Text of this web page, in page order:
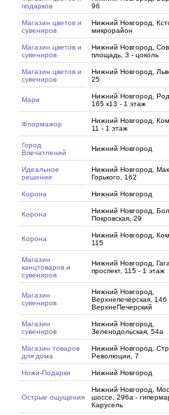
подарков
9б
Магазин цветов и
сувениров
Нижний Новгород,
микрорайон
Магазин цветов и
сувениров
Нижний Новгород,
площадь, 3 - цоколь
Магазин цветов и
сувениров
Нижний Новгород,
25
Мари
Нижний Новгород,
165 к13 - 1 этаж
Флормажор
Нижний Новгород,
11 - 1 этаж
Город
Впечатлений
Нижний Новгород
Идеальное
решение
Нижний Новгород,
Горького, 162
Корона Нижний Новгород
Корона
Нижний Новгород,
Покровская, 29
Корона
Нижний Новгород,
115
Магазин
канцтоваров и
сувениров
Нижний Новгород,
проспект, 115 - 1 этаж
Магазин
сувениров
Нижний Новгород,
Верхнепечёрская, 14б
ВерхнеПечерский
Магазин
сувениров
Нижний Новгород,
Зеленодольская, 54а
Магазин товаров
для дома
Нижний Новгород,
Революции, 7
Ножи-Подарки Нижний Новгород
Острые ощущения
Нижний Новгород,
шоссе, 296а -
Карусель